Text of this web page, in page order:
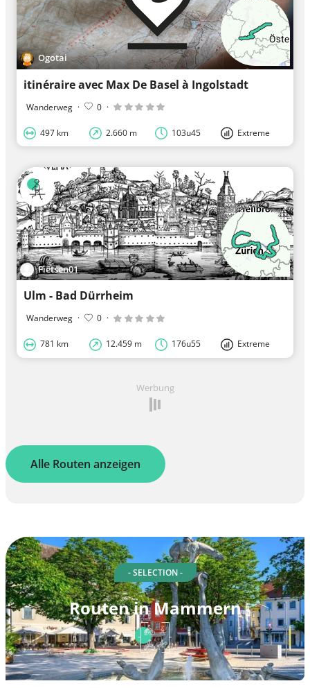
Ogotai
itinéraire avec Max De Basel à Ingolstadt
Wanderweg · 0 ·
497 km 2.660 m 103u45 Extreme
Fietsen01
Ulm - Bad Dürrheim
Wanderweg · 0 ·
781 km 12.459 m 176u55 Extreme
Werbung
Alle Routen anzeigen
- SELECTION -
Routen in Mammern